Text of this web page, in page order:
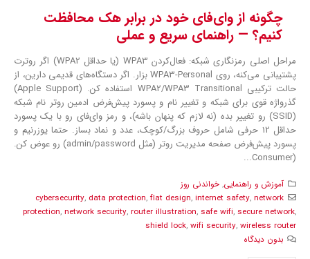
چگونه از وای‌فای خود در برابر هک محافظت
کنیم؟ — راهنمای سریع و عملی
مراحل اصلی رمزنگاری شبکه: فعال‌کردن WPA3 (یا حداقل WPA2) اگر روترت
پشتیبانی می‌کنه، روی WPA3-Personal بزار. اگر دستگاه‌های قدیمی دارین، از
حالت ترکیبی WPA2/WPA3 Transitional استفاده کن. (Apple Support)
گذرواژه قوی برای شبکه و تغییر نام و پسورد پیش‌فرض ادمین روتر نام شبکه
(SSID) رو تغییر بده (نه لازم که پنهان باشه)، و رمز وای‌فای رو با یک پسورد
حداقل 12 حرفی شامل حروف بزرگ/کوچک، عدد و نماد بساز. حتما یوزرنیم و
پسورد پیش‌فرض صفحه مدیریت روتر (مثل admin/password) رو عوض کن.
(Consumer...
آموزش و راهنمایی, خواندنی روز
cybersecurity, data protection,flat design,internet safety,network
protection, network security, router illustration, safe wifi, secure network,
shield lock, wifi security, wireless router
بدون دیدگاه